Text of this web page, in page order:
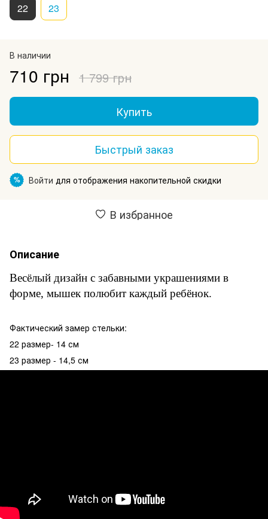
22 23
В наличии
710 грн 1 799 грн
Купить
Быстрый заказ
% Войти для отображения накопительной скидки
В избранное
Описание
Весёлый дизайн с забавными украшениями в
форме, мышек полюбит каждый ребёнок.
Фактический замер стельки:
22 размер- 14 см
23 размер - 14,5 см